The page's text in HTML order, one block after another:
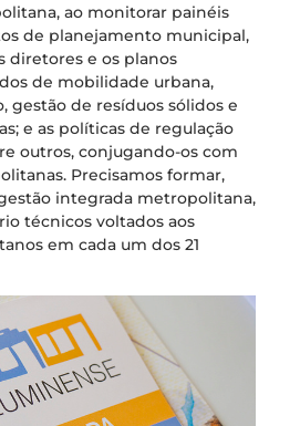
ao monitorar painéis
de planejamento municipal,
diretores e os planos
de mobilidade urbana,
gestão de resíduos sólidos e
e as políticas de regulação
outros, conjugando-os com
Precisamos formar,
integrada metropolitana,
técnicos voltados aos
em cada um dos 21